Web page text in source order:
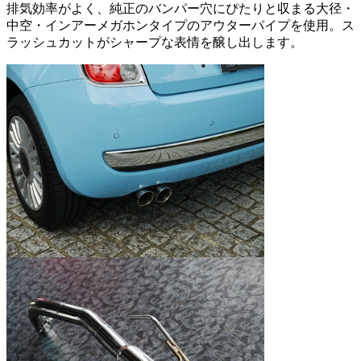
排気効率がよく、純正のバンパー穴にぴたりと収まる大径・
中空・インアーメガホンタイプのアウターパイプを使用。ス
ラッシュカットがシャープな表情を醸し出します。